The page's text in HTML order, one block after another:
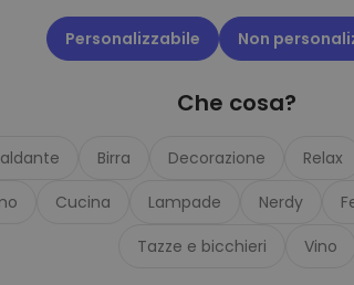
Personalizzabile
Vaso Personalizzato
Testo e Simbolo
29,99 €
Set Regalo Birra
Personalizzabile Non
Che cosa?
Birra Decorazione Relax
Cucina Lampade Nerdy
Tazze e bicchieri
Vino